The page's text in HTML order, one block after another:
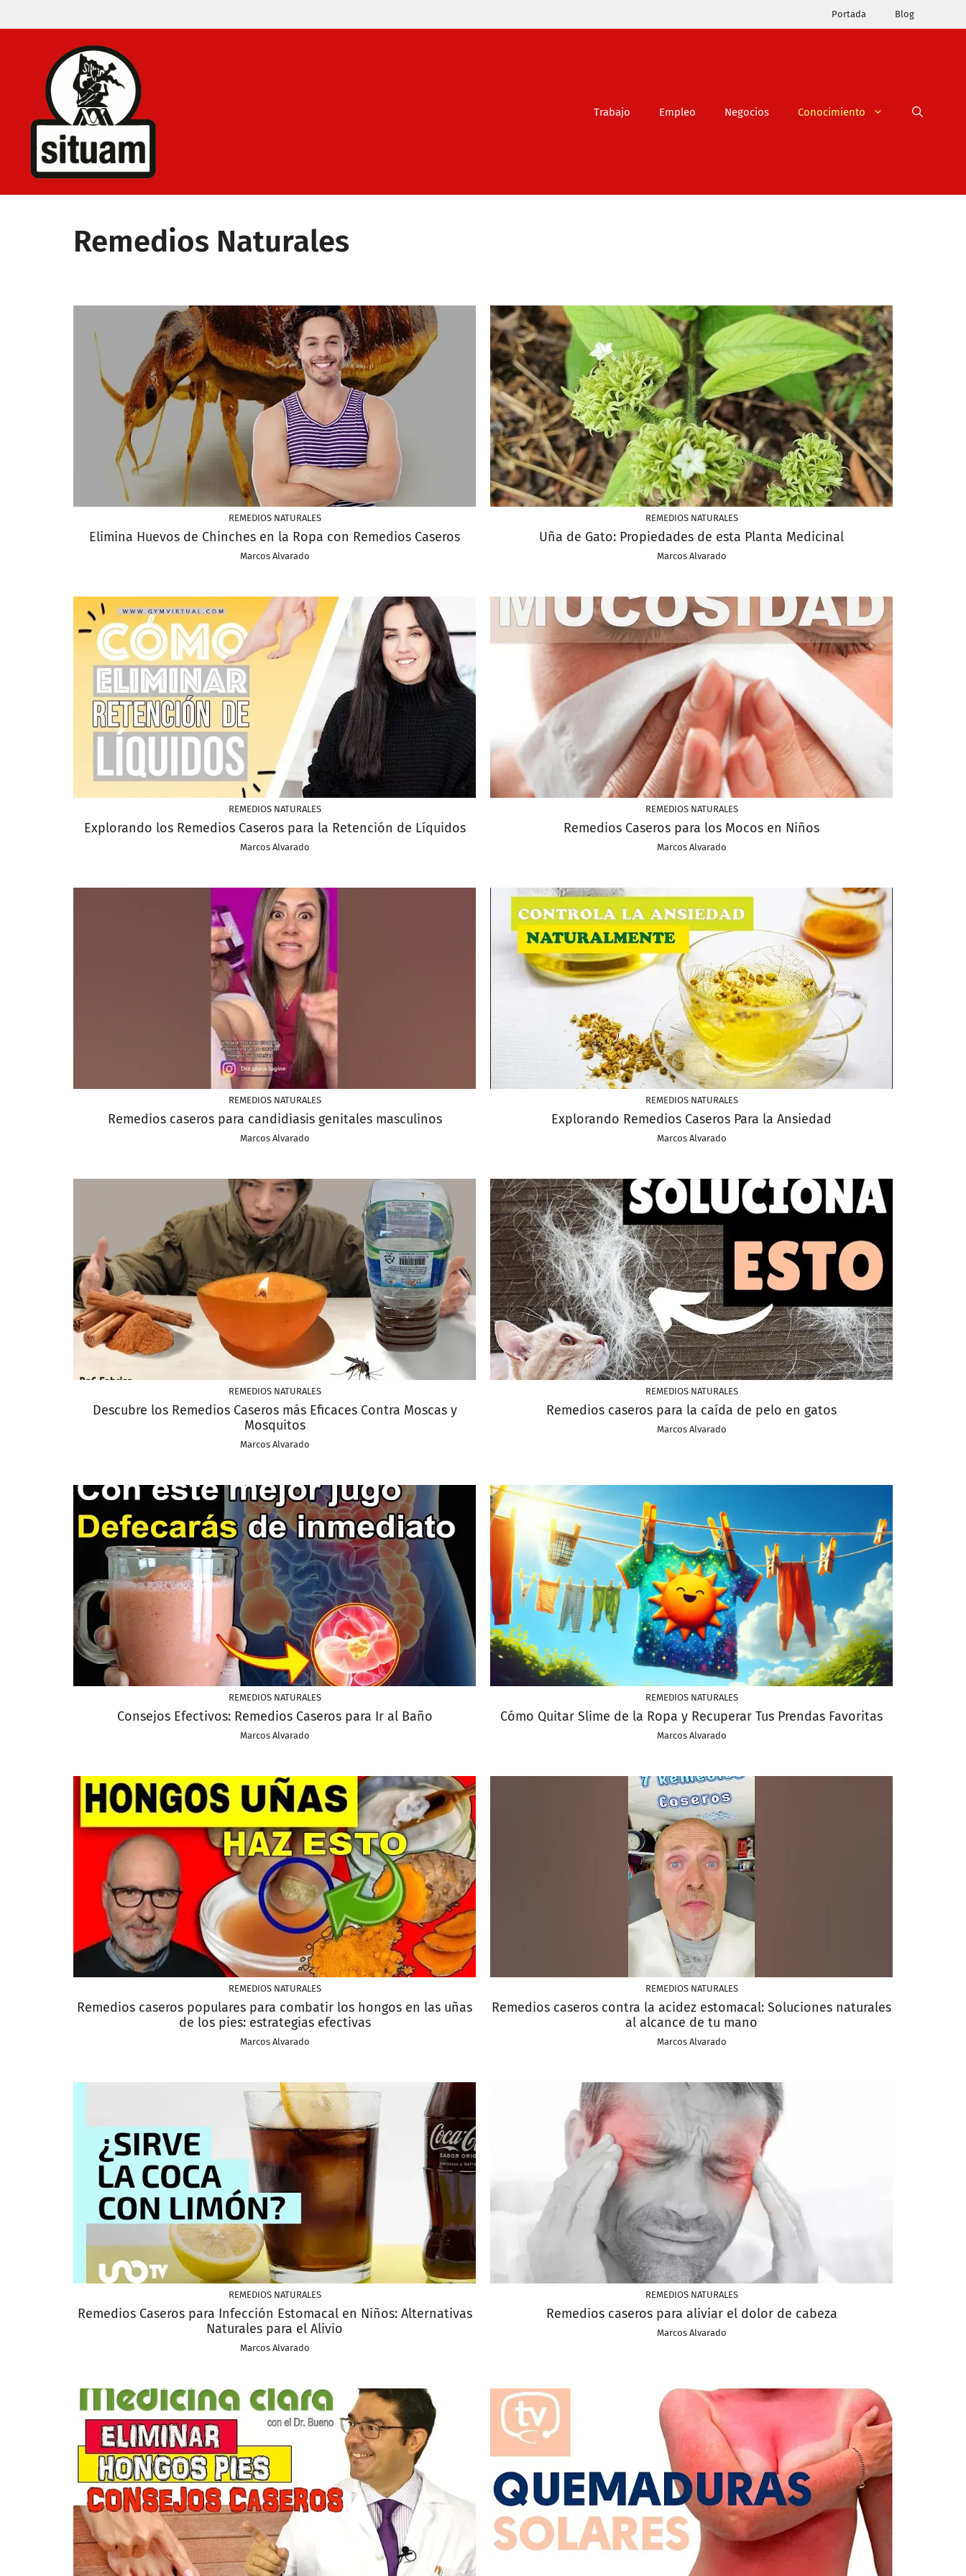
al
contenido
Portada Blog
Trabajo Empleo Negocios Conocimiento
Remedios Naturales
REMEDIOS NATURALES
Elimina Huevos de Chinches en la Ropa con Remedios Caseros
Marcos Alvarado
REMEDIOS NATURALES
Uña de Gato: Propiedades de esta Planta Medicinal
Marcos Alvarado
REMEDIOS NATURALES
Explorando los Remedios Caseros para la Retención de Líquidos
Marcos Alvarado
REMEDIOS NATURALES
Remedios Caseros para los Mocos en Niños
Marcos Alvarado
REMEDIOS NATURALES
Remedios caseros para candidiasis genitales masculinos
Marcos Alvarado
REMEDIOS NATURALES
Explorando Remedios Caseros Para la Ansiedad
Marcos Alvarado
REMEDIOS NATURALES
Descubre los Remedios Caseros más Eficaces Contra Moscas y
Mosquitos
Marcos Alvarado
REMEDIOS NATURALES
Remedios caseros para la caída de pelo en gatos
Marcos Alvarado
REMEDIOS NATURALES
Consejos Efectivos: Remedios Caseros para Ir al Baño
Marcos Alvarado
REMEDIOS NATURALES
Cómo Quitar Slime de la Ropa y Recuperar Tus Prendas Favoritas
Marcos Alvarado
REMEDIOS NATURALES
Remedios caseros populares para combatir los hongos en las uñas
de los pies: estrategias efectivas
Marcos Alvarado
REMEDIOS NATURALES
Remedios caseros contra la acidez estomacal: Soluciones naturales
al alcance de tu mano
Marcos Alvarado
REMEDIOS NATURALES
Remedios Caseros para Infección Estomacal en Niños: Alternativas
Naturales para el Alivio
Marcos Alvarado
REMEDIOS NATURALES
Remedios caseros para aliviar el dolor de cabeza
Marcos Alvarado